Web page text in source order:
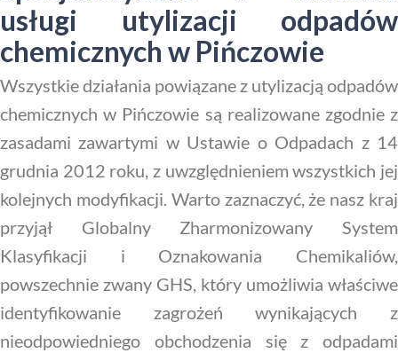
usługi utylizacji odpadów
chemicznych w Pińczowie
Wszystkie działania powiązane z utylizacją odpadów
chemicznych w Pińczowie są realizowane zgodnie z
zasadami zawartymi w Ustawie o Odpadach z 14
grudnia 2012 roku, z uwzględnieniem wszystkich jej
kolejnych modyfikacji. Warto zaznaczyć, że nasz kraj
przyjął Globalny Zharmonizowany System
Klasyfikacji i Oznakowania Chemikaliów,
powszechnie zwany GHS, który umożliwia właściwe
identyfikowanie zagrożeń wynikających z
nieodpowiedniego obchodzenia się z odpadami